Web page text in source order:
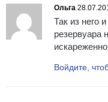
Ольга
Так из него
резервуара
Войдите,